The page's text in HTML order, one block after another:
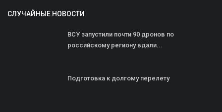
СЛУЧАЙНЫЕ НОВОСТИ
ВСУ запустили почти 90 дронов по
российскому региону вдали...
Подготовка к долгому перелету